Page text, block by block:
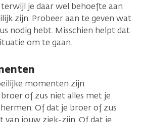
je daar wel behoefte aan
zijn. Probeer aan te geven wat
nodig hebt. Misschien helpt dat
om te gaan.
momenten zijn.
of zus niet alles met je
Of dat je broer of zus
van jouw ziek-zijn. Of dat je